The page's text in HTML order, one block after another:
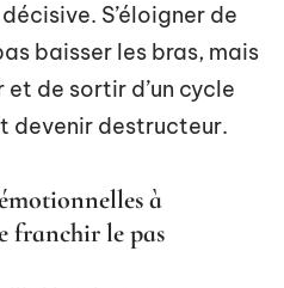
S’éloigner de
baisser les bras, mais
de sortir d’un cycle
devenir destructeur.
à
franchir le pas